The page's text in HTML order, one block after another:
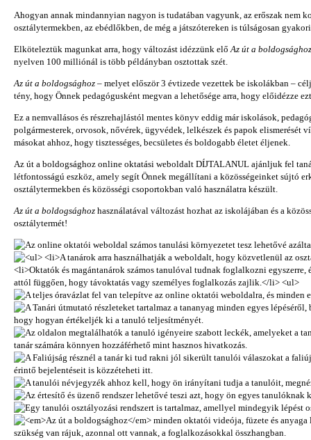
Ahogyan annak mindannyian nagyon is tudatában vagyunk, az erőszak nem
osztálytermekben, az ebédlőkben, de még a játszótereken is túlságosan
Elköteleztük magunkat arra, hogy változást idézzünk előAz út a boldogsághoz
nyelven 100 milliónál is több példányban osztottak szét.
Az út a boldogsághoz – melyet először 3 évtizede vezettek be iskolákban –
tény, hogy Önnek pedagógusként megvan a lehetősége arra, hogy előidézze
Ez a nemvallásos és részrehajlástól mentes könyv eddig már iskolások,
polgármesterek, orvosok, nővérek, ügyvédek, lelkészek és papok
másokat ahhoz, hogy tisztességes, becsületes és boldogabb életet éljenek.
Az út a boldogsághoz online oktatási weboldalt DÍJTALANUL ajánljuk fel
létfontosságú eszköz, amely segít Önnek megállítani a közösségeinket sújtó
osztálytermekben és közösségi csoportokban való használatra készült.
Az út a boldogsághoz használatával változást hozhat az iskolájában és a
osztálytermét!